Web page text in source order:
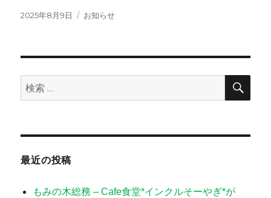
投
2025年8月9日
カ
お知らせ
検
索:
検
最近の投稿
もみの木総務 – Cafe食堂*インクルそーやぎ*が